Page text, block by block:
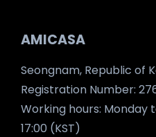
AMICASA
Seongnam, Republic of
Registration Number:
Working hours: Monday
17:00 (KST)